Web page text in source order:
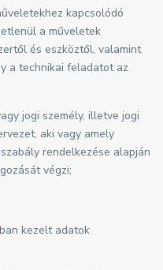
kapcsolódó
a műveletek
és eszköztől, valamint
a technikai feladatot az
jogi személy, illetve jogi
aki vagy amely
rendelkezése alapján
végzi;
kezelt adatok